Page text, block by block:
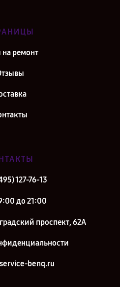
ремонт
127-76-13
до 21:00
проспект, 62А
benq.ru